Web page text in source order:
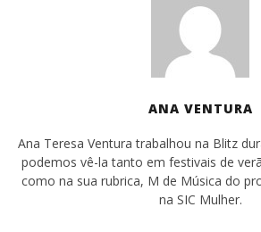
ANA VENTURA
Ana Teresa Ventura trabalhou na Blitz
podemos vê-la tanto em festivais de
como na sua rubrica, M de Música do
na SIC Mulher.